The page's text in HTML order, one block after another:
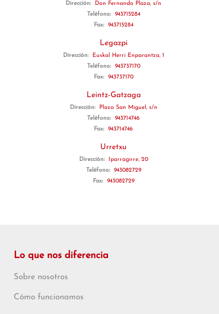
Dirección:
Don Fernando Plaza, s/n
Teléfono:
943715284
Fax:
943715284
Legazpi
Dirección:
Euskal Herri Enparantza, 1
Teléfono:
943737170
Fax:
943737170
Leintz-Gatzaga
Dirección:
Plaza San Miguel, s/n
Teléfono:
943714746
Fax:
943714746
Urretxu
Dirección:
Iparragirre, 20
Teléfono:
943082729
Fax:
943082729
Lo que nos diferencia
Sobre nosotros
Cómo funcionamos